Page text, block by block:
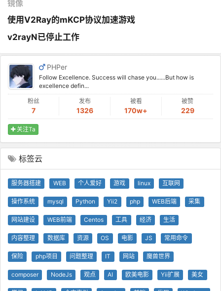
镜像
使用V2Ray的mKCP协议加速游戏
v2rayN已停止工作
PHPer
Follow Excellence. Success will chase you......But how is
excellence defin...
粉丝
7
发布
1326
被看
170w+
被赞
229
关注Ta
标签云
服务器搭建 WEB 个人爱好 游戏 linux 互联网
操作系统 mysql Python Yii2 php WEB后端 采集
网站建设 WEB前端 Centos 工具 经济 生活
内容整理 数据库 资源 OS 电影 JS 常用命令
保险 php项目 问题整理 IT 网站 魔兽世界
composer NodeJs 观点 AI 欧美电影 Yii扩展 美女